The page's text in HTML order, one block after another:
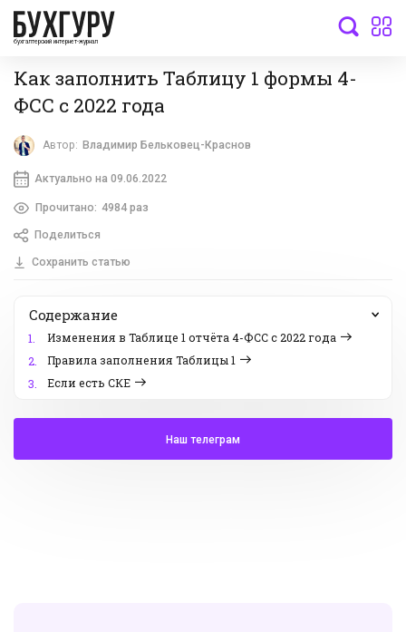
бухгалтерский интернет-журнал
Как заполнить Таблицу 1 формы 4-
ФСС с 2022 года
Автор: Владимир Бельковец-Краснов
Актуально на 09.06.2022
Прочитано: 4984 раз
Поделиться
Сохранить статью
Содержание
1.
Изменения в Таблице 1 отчёта 4-ФСС с 2022 года
2.
Правила заполнения Таблицы 1
3.
Если есть СКЕ
Наш телеграм